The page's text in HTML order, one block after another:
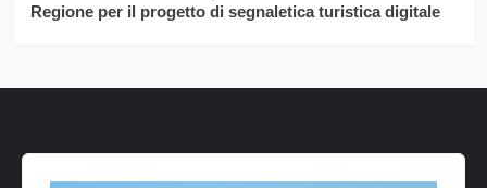
Regione per il progetto di segnaletica turistica digitale